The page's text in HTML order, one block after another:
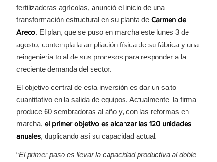
fertilizadoras agrícolas, anunció el inicio de una
transformación estructural en su planta de Carmen de
Areco. El plan, que se puso en marcha este lunes 3 de
agosto, contempla la ampliación física de su fábrica y una
reingeniería total de sus procesos para responder a la
creciente demanda del sector.
El objetivo central de esta inversión es dar un salto
cuantitativo en la salida de equipos. Actualmente, la firma
produce 60 sembradoras al año y, con las reformas en
marcha, el primer objetivo es alcanzar las 120 unidades
anuales, duplicando así su capacidad actual.
“El primer paso es llevar la capacidad productiva al doble